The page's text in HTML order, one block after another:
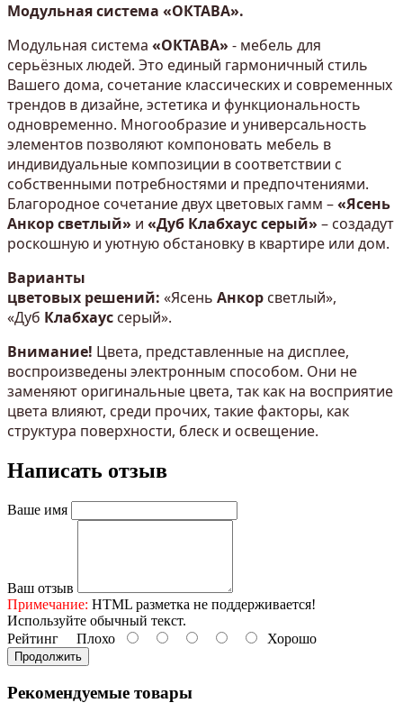
Модульная система «ОКТАВА».
Модульная система «ОКТАВА» - мебель для
серьёзных людей. Это единый гармоничный стиль
Вашего дома, сочетание классических и современных
трендов в дизайне, эстетика и функциональность
одновременно. Многообразие и универсальность
элементов позволяют компоновать мебель в
индивидуальные композиции в соответствии с
собственными потребностями и предпочтениями.
Благородное сочетание двух цветовых гамм –«Ясень
Анкор светлый» и «Дуб Клабхаус серый» – создадут
роскошную и уютную обстановку в квартире или дом.
Варианты
цветовых решений: «Ясень Анкор светлый»,
«Дуб Клабхаус серый».
Внимание! Цвета, представленные на дисплее,
воспроизведены электронным способом. Они не
заменяют оригинальные цвета, так как на восприятие
цвета влияют, среди прочих, такие факторы, как
структура поверхности, блеск и освещение.
Написать отзыв
Ваше имя
Ваш отзыв
Примечание: HTML разметка не поддерживается!
Используйте обычный текст.
Рейтинг Плохо Хорошо
Продолжить
Рекомендуемые товары